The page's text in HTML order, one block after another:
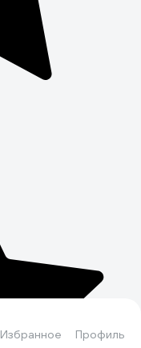
Избранное Профиль